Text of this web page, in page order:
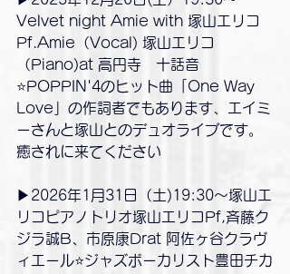
Velvet night Amie with 塚山エリコ
Pf.Amie（Vocal) 塚山エリコ
（Piano)at 高円寺　十話音
⭐️POPPIN'4のヒット曲「One Way
Love」の作詞者でもあります、エイミ
ーさんと塚山とのデュオライブです。
癒されに来てください
▶2026年1月31日（土)19:30〜塚山エ
リコピアノトリオ塚山エリコPf,斉藤ク
ジラ誠B、市原康Drat 阿佐ヶ谷クラヴ
ィエール⭐️ジャズボーカリスト豊田チカ